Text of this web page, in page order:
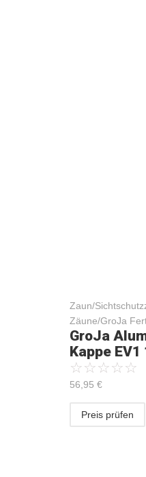
Zaun/
Zäune/GroJa
GroJa
Kappe EV1
☆☆☆☆☆
56,95 €
Preis prüfen